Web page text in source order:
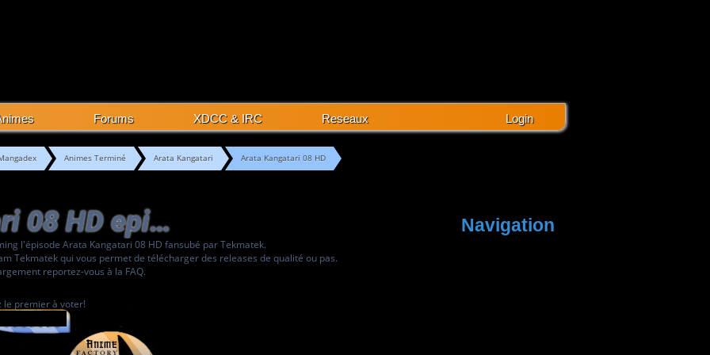
Forums XDCC & IRC Reseaux Login
Animes Terminé Arata Kangatari Arata Kangatari 08 HD
Navigation
Arata Kangatari 08 HD episode
l'épisode Arata Kangatari 08 HD fansubé par Tekmatek.
Tekmatek qui vous permet de télécharger des releases de qualité ou pas.
reportez-vous à la FAQ.
le premier à voter!